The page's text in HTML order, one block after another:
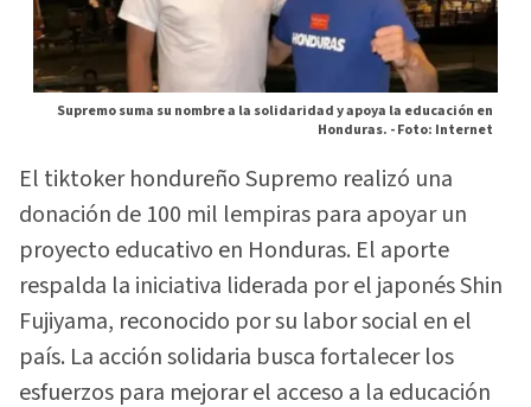
Supremo suma su nombre a la solidaridad y apoya la educación en
Honduras. -Foto: Internet
El tiktoker hondureño Supremo realizó una
donación de 100 mil lempiras para apoyar un
proyecto educativo en Honduras. El aporte
respalda la iniciativa liderada por el japonés Shin
Fujiyama, reconocido por su labor social en el
país. La acción solidaria busca fortalecer los
esfuerzos para mejorar el acceso a la educación